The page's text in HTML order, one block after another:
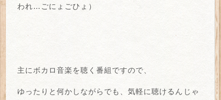
われ…ごにょごひょ）
主にボカロ音楽を聴く番組ですので、
ゆったりと何かしながらでも、気軽に聴けるんじゃ